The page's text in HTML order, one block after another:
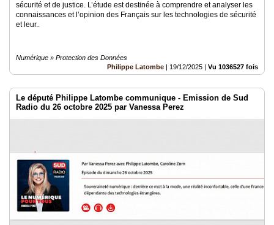
sécurité et de justice. L’étude est destinée à comprendre et analyser les
connaissances et l’opinion des Français sur les technologies de sécurité
et leur..
Numérique » Protection des Données
Philippe Latombe | 19/12/2025 | Vu 1036527 fois
Le député Philippe Latombe communique - Emission de Sud
Radio du 26 octobre 2025 par Vanessa Perez